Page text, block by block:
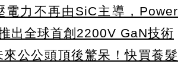
電力不再由SiC主導，Power
出全球首創2200V GaN技術
公公頭頂後驚呆！快買養髮